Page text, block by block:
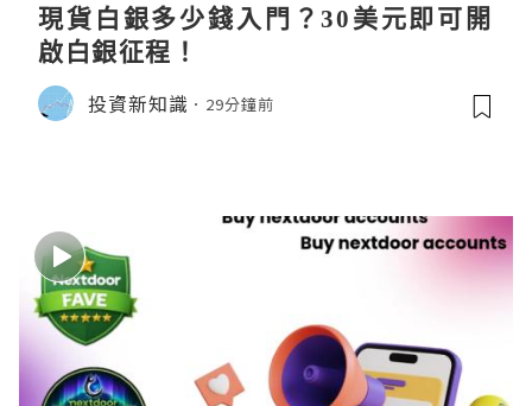
現貨白銀多少錢入門？30美元即可開
啟白銀征程！
投資新知識 29分鐘前